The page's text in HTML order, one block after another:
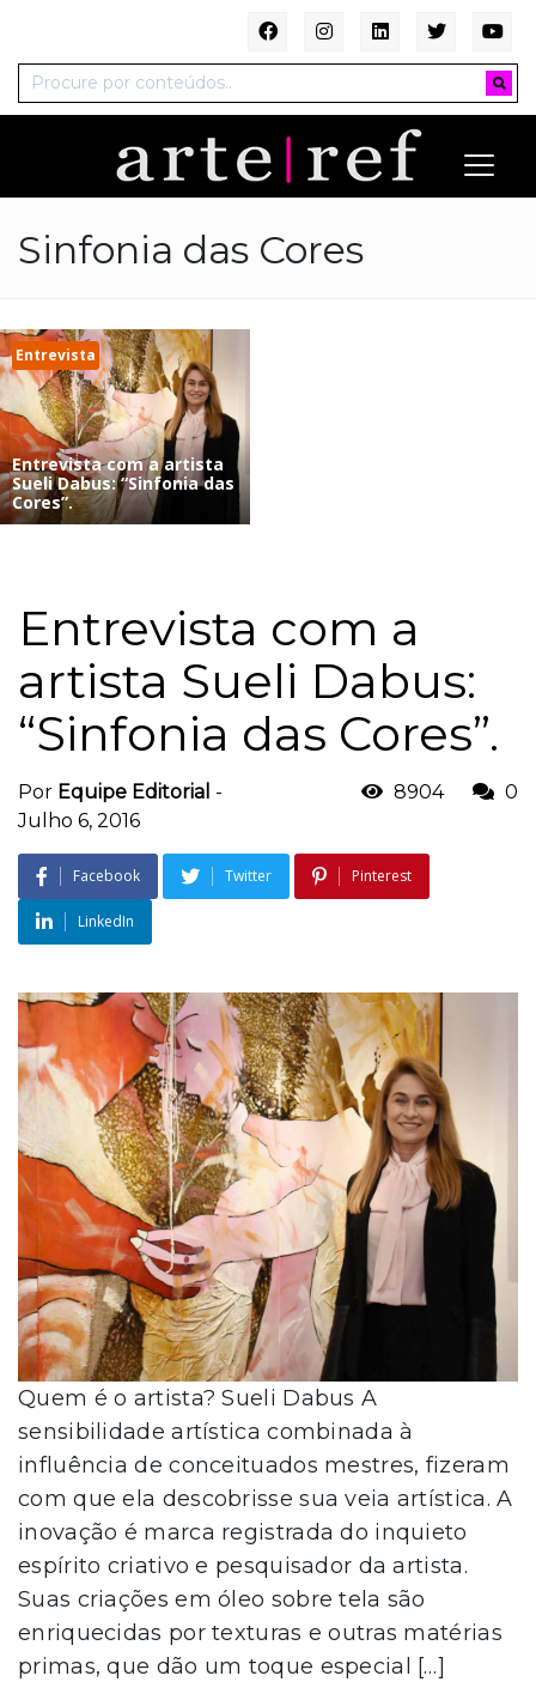
Sinfonia das Cores
Entrevista
Entrevista com a artista
Sueli Dabus: “Sinfonia das
Cores”.
Entrevista com a
artista Sueli Dabus:
“Sinfonia das Cores”.
Por Equipe Editorial -
Julho 6, 2016
8904 0
Facebook Twitter Pinterest
LinkedIn
Quem é o artista? Sueli Dabus A
sensibilidade artística combinada à
influência de conceituados mestres, fizeram
com que ela descobrisse sua veia artística. A
inovação é marca registrada do inquieto
espírito criativo e pesquisador da artista.
Suas criações em óleo sobre tela são
enriquecidas por texturas e outras matérias
primas, que dão um toque especial […]